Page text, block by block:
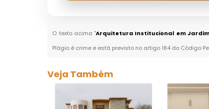
O texto acima "Arquitetura Institucional em
Plágio é crime e está previsto no artigo 184 do Código
Veja Também